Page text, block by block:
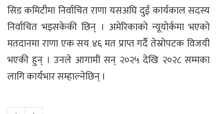
सिड कमिटीमा निर्वाचित राणा यसअघि दुई कार्यकाल सदस्य
निर्वाचित भइसकेकी छिन् । अमेरिकाको न्यूयोर्कमा भएको
मतदानमा राणा एक सय ४६ मत प्राप्त गर्दै तेस्रोपटक विजयी
भएकी हुन् । उनले आगामी सन् २०२५ देखि २०२८ सम्मका
लागि कार्यभार सम्हाल्नेछिन् ।